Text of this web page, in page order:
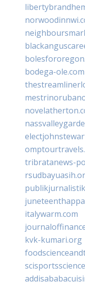
bodega-ole.com
tribratanews-
italywarm.com
kvk-kumari.org